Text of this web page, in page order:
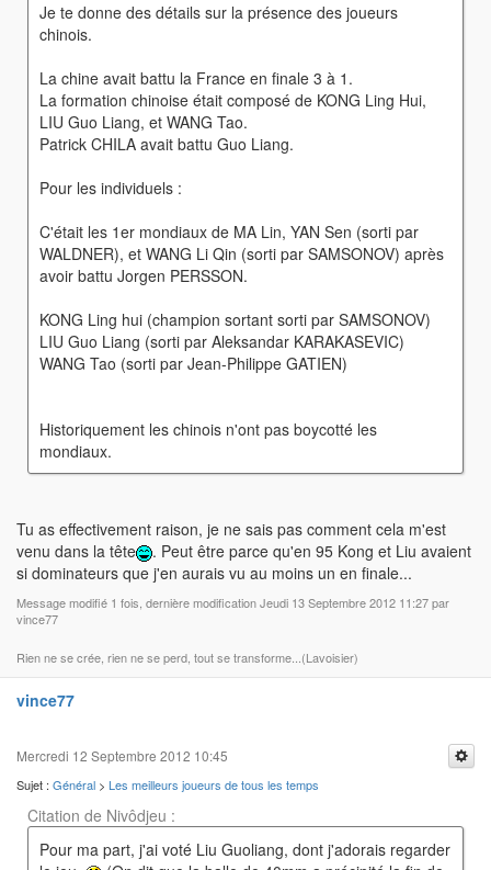
Je te donne des détails sur la présence des joueurs
chinois.
La chine avait battu la France en finale 3 à 1.
La formation chinoise était composé de KONG Ling Hui,
LIU Guo Liang, et WANG Tao.
Patrick CHILA avait battu Guo Liang.
Pour les individuels :
C'était les 1er mondiaux de MA Lin, YAN Sen (sorti par
WALDNER), et WANG Li Qin (sorti par SAMSONOV) après
avoir battu Jorgen PERSSON.
KONG Ling hui (champion sortant sorti par SAMSONOV)
LIU Guo Liang (sorti par Aleksandar KARAKASEVIC)
WANG Tao (sorti par Jean-Philippe GATIEN)
Historiquement les chinois n'ont pas boycotté les
mondiaux.
Tu as effectivement raison, je ne sais pas comment cela m'est
venu dans la tête
. Peut être parce qu'en 95 Kong et Liu avaient
si dominateurs que j'en aurais vu au moins un en finale...
Message modifié 1 fois, dernière modification Jeudi 13 Septembre 2012 11:27 par
vince77
Rien ne se crée, rien ne se perd, tout se transforme...(Lavoisier)
vince77
Mercredi 12 Septembre 2012 10:45
Sujet : Général > Les meilleurs joueurs de tous les temps
Citation de Nivôdjeu :
Pour ma part, j'ai voté Liu Guoliang, dont j'adorais regarder